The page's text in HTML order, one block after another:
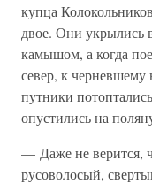
купца
двое. Они укрылись
камышом, а когда
север, к черневшему
путники
опустились на
— Даже не верится,
русоволосый,